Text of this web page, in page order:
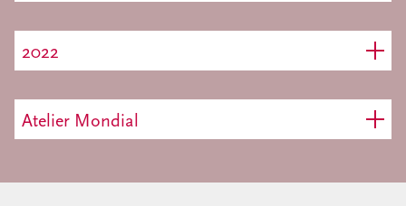
2022
Atelier Mondial